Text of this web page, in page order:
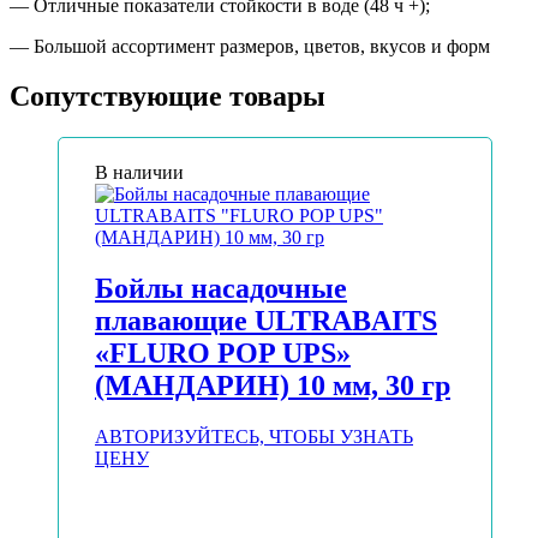
— Отличные показатели стойкости в воде (48 ч +);
— Большой ассортимент размеров, цветов, вкусов и форм
Сопутствующие товары
В наличии
Бойлы насадочные
плавающие ULTRABAITS
«FLURO POP UPS»
(МАНДАРИН) 10 мм, 30 гр
АВТОРИЗУЙТЕСЬ, ЧТОБЫ УЗНАТЬ
ЦЕНУ